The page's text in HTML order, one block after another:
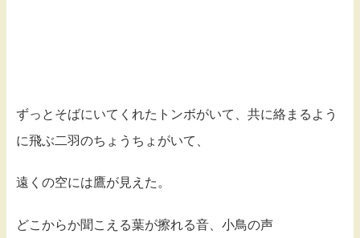
ずっとそばにいてくれたトンボがいて、共に絡まるよう
に飛ぶ二羽のちょうちょがいて、
遠くの空には鷹が見えた。
どこからか聞こえる葉が擦れる音、小鳥の声